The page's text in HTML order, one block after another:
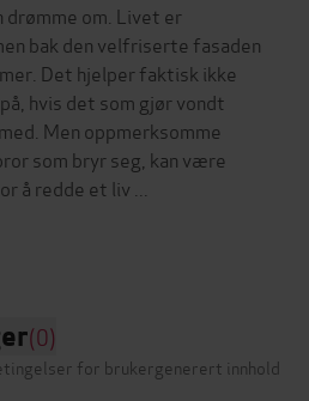
drømme om. Livet er
bak den velfriserte fasaden
Det hjelper faktisk ikke
hvis det som gjør vondt
Men oppmerksomme
som bryr seg, kan være
å redde et liv ...
(0)
for brukergenerert innhold